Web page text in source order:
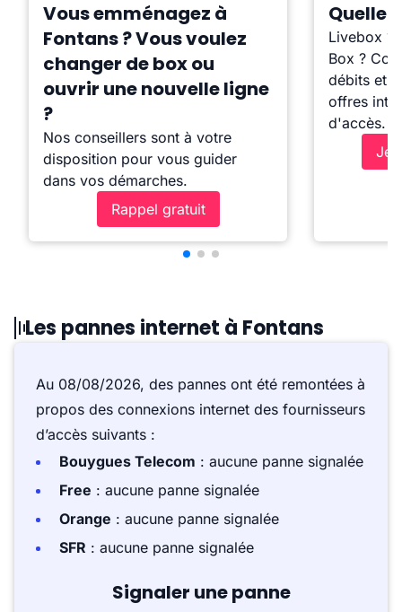
Vous emménagez à
Fontans ? Vous voulez
changer de box ou
ouvrir une nouvelle ligne
?
Nos conseillers sont à votre
disposition pour vous guider
dans vos démarches.
Rappel gratuit
Quelle
Livebox ?
Box ?
débits et
offres
d'accès.
Je
Les pannes internet à Fontans
Au 08/08/2026, des pannes ont été remontées à
propos des connexions internet des fournisseurs
d’accès suivants :
Bouygues Telecom : aucune panne signalée
Free : aucune panne signalée
Orange : aucune panne signalée
SFR : aucune panne signalée
Signaler une panne